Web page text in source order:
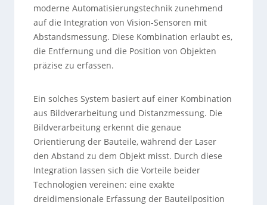
moderne Automatisierungstechnik zunehmend
auf die Integration von Vision-Sensoren mit
Abstandsmessung. Diese Kombination erlaubt es,
die Entfernung und die Position von Objekten
präzise zu erfassen.
Ein solches System basiert auf einer Kombination
aus Bildverarbeitung und Distanzmessung. Die
Bildverarbeitung erkennt die genaue
Orientierung der Bauteile, während der Laser
den Abstand zu dem Objekt misst. Durch diese
Integration lassen sich die Vorteile beider
Technologien vereinen: eine exakte
dreidimensionale Erfassung der Bauteilposition